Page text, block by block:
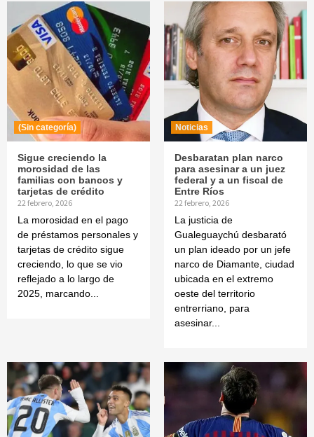
(Sin categoría)
Sigue creciendo la
morosidad de las
familias con bancos y
tarjetas de crédito
22 febrero, 2026
La morosidad en el pago
de préstamos personales y
tarjetas de crédito sigue
creciendo, lo que se vio
reflejado a lo largo de
2025, marcando...
Noticias
Desbaratan plan narco
para asesinar a un juez
federal y a un fiscal de
Entre Ríos
22 febrero, 2026
La justicia de
Gualeguaychú desbarató
un plan ideado por un jefe
narco de Diamante, ciudad
ubicada en el extremo
oeste del territorio
entrerriano, para
asesinar...